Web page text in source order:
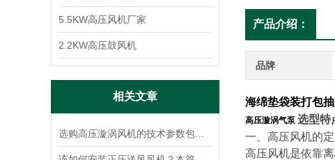
5.5KW高压风机厂家
2.2KW高压鼓风机
相关文章
产品介绍：
品牌
海绵垫袋装打包
高压漩涡气泵 选型特
一、高压风机的定
高压风机是依靠